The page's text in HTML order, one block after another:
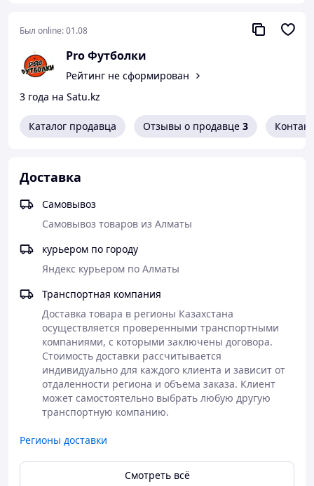
подходит для печати и вышивки логотипов, брендинга
и корпоративной одежды.
В наличии есть все базовые цвета!
Был online:01.08
Pro Футболки
Рейтинг не сформирован
3 года на Satu.kz
Каталог продавца Отзывы о продавце 3
Доставка
Самовывоз
Самовывоз товаров из Алматы
курьером по городу
Яндекс курьером по Алматы
Транспортная компания
Доставка товара в регионы Казахстана
осуществляется проверенными транспортными
компаниями, с которыми заключены договора.
Стоимость доставки рассчитывается
индивидуально для каждого клиента и зависит от
отдаленности региона и объема заказа. Клиент
может самостоятельно выбрать любую другую
транспортную компанию.
Регионы доставки
Смотреть всё